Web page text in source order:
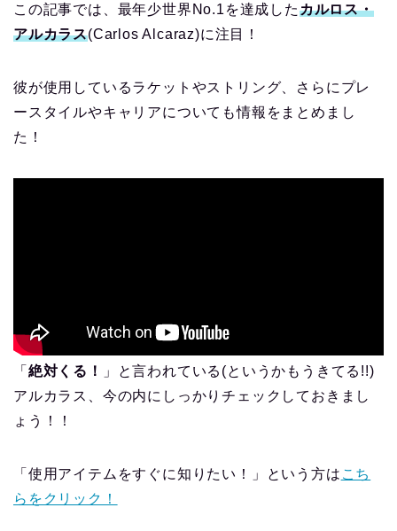
この記事では、最年少世界No.1を達成したカルロス・
アルカラス(Carlos Alcaraz)に注目！
彼が使用しているラケットやストリング、さらにプレ
ースタイルやキャリアについても情報をまとめまし
た！
「 絶対くる！
」と言われている(というかもうきてる!!)
アルカラス、今の内にしっかりチェックしておきまし
ょう！！
「使用アイテムをすぐに知りたい！」という方は こち
らをクリック！